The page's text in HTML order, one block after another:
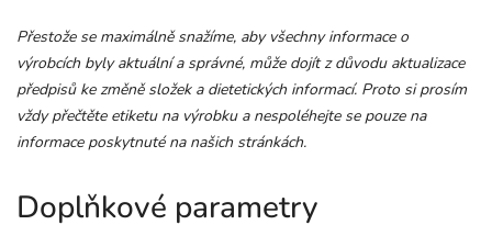
Přestože se maximálně snažíme, aby všechny informace o
výrobcích byly aktuální a správné, může dojít z důvodu aktualizace
předpisů ke změně složek a dietetických informací. Proto si prosím
vždy přečtěte etiketu na výrobku a nespoléhejte se pouze na
informace poskytnuté na našich stránkách.
Doplňkové parametry